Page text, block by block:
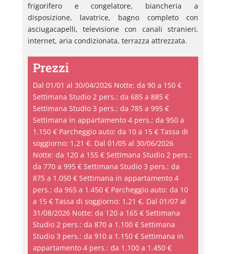
frigorifero e congelatore, biancheria a
disposizione, lavatrice, bagno completo con
asciugacapelli, televisione con canali stranieri,
internet, aria condizionata, terrazza attrezzata.
Prezzi
Dal 01/01 al 30/04/2026 Notte: da 90 a 150 €
Settimana Studio 2 pers.: da 685 a 885 €
Settimana Studio 3 pers.: da 785 a 995 €
Settimana in appartamento 4 pers.: da 950 a
1.150 € Parcheggio auto: da 10 a 15 € Tassa di
soggiorno: 1,21 €. Dal 01/05 al 30/06/2026
Notte: da 120 a 155 € Settimana Studio 2 pers.:
da 770 a 995 € Settimana Studio 3 pers.: da
875 a 1.050 € Settimana in appartamento 4
pers.: da 965 a 1.450 € Parcheggio auto: da 10
a 15 € Tassa di soggiorno: 1,21 €. Dal 01/07 al
31/08/2026 Notte: da 120 a 165 € Settimana
Studio 2 pers.: da 870 a 1.100 € Settimana
Studio 3 pers.: da 910 a 1.150 € Settimana in
appartamento 4 pers.: da 1.100 a 1.450 €